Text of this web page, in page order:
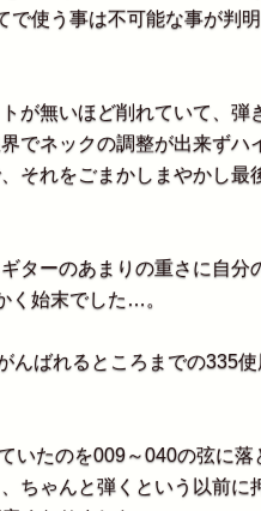
で使う事は不可能な事が判
無いほど削れていて、弾
でネックの調整が出来ずハ
それをごまかしまやかし最
ターのあまりの重さに自分
く始末でした…。
ばれるところまでの335使
たのを009～040の弦に落
ちゃんと弾くという以前に